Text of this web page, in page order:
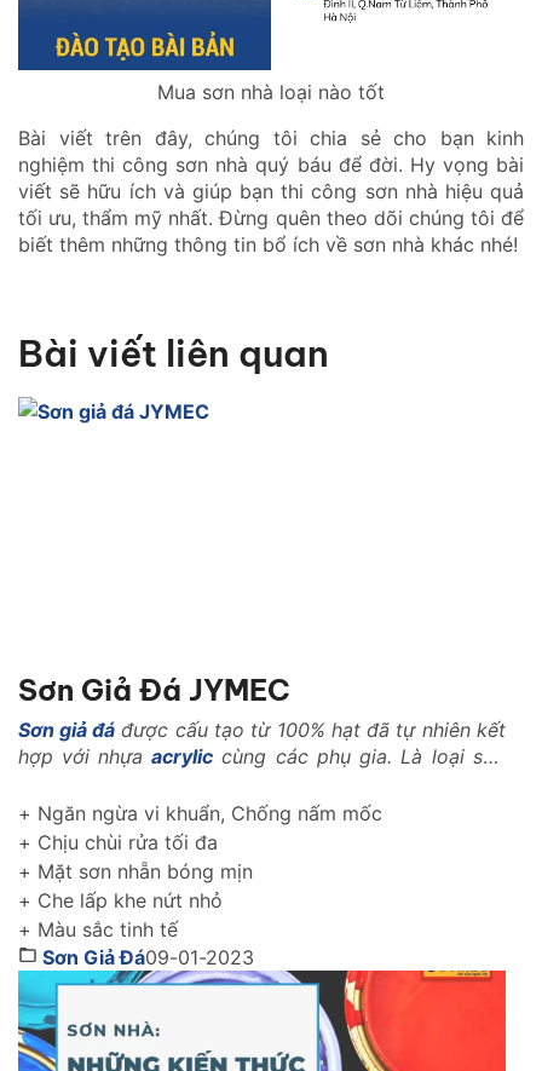
Mua sơn nhà loại nào tốt
Bài viết trên đây, chúng tôi chia sẻ cho bạn kinh
nghiệm thi công sơn nhà quý báu để đời. Hy vọng bài
viết sẽ hữu ích và giúp bạn thi công sơn nhà hiệu quả
tối ưu, thẩm mỹ nhất. Đừng quên theo dõi chúng tôi để
biết thêm những thông tin bổ ích về sơn nhà khác nhé!
Bài viết liên quan
Sơn Giả Đá JYMEC
Sơn giả đá được cấu tạo từ 100% hạt đã tự nhiên kết
hợp với nhựa acrylic cùng các phụ gia. Là loại sơn
như: Là loại vật liệu nhẹ, có khả năng kháng nhiệt,
kháng kiềm, chống rêu mốc, chống muối mặn..
+ Ngăn ngừa vi khuẩn, Chống nấm mốc
+ Chịu chùi rửa tối đa
+ Mặt sơn nhẵn bóng mịn
+ Che lấp khe nứt nhỏ
+ Màu sắc tinh tế
Sơn Giả Đá09-01-2023